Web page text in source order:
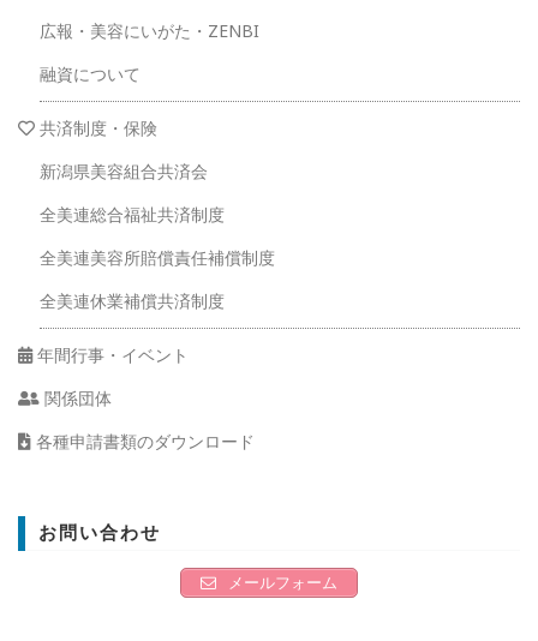
広報・美容にいがた・ZENBI
融資について
共済制度・保険
新潟県美容組合共済会
全美連総合福祉共済制度
全美連美容所賠償責任補償制度
全美連休業補償共済制度
年間行事・イベント
関係団体
各種申請書類のダウンロード
お問い合わせ
メールフォーム